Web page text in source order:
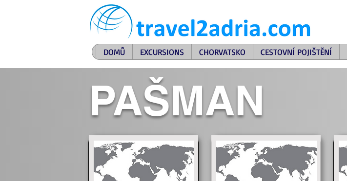
DOMŮ EXCURSIONS CHORVATSKO CESTOVNÍ POJIŠTĚNÍ
PAŠMAN